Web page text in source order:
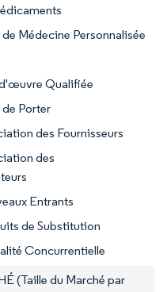
Médecine Personnalisée
Qualifiée
Porter
des Fournisseurs
des
Entrants
de Substitution
Concurrentielle
(Taille du Marché par